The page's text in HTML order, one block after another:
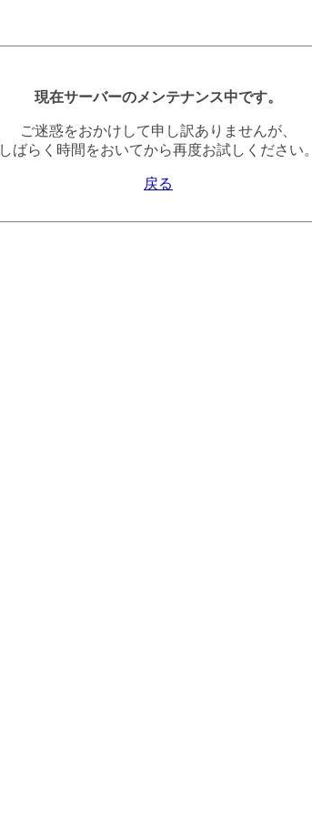
現在サーバーのメンテナンス中です。
ご迷惑をおかけして申し訳ありませんが、
しばらく時間をおいてから再度お試しください。
戻る